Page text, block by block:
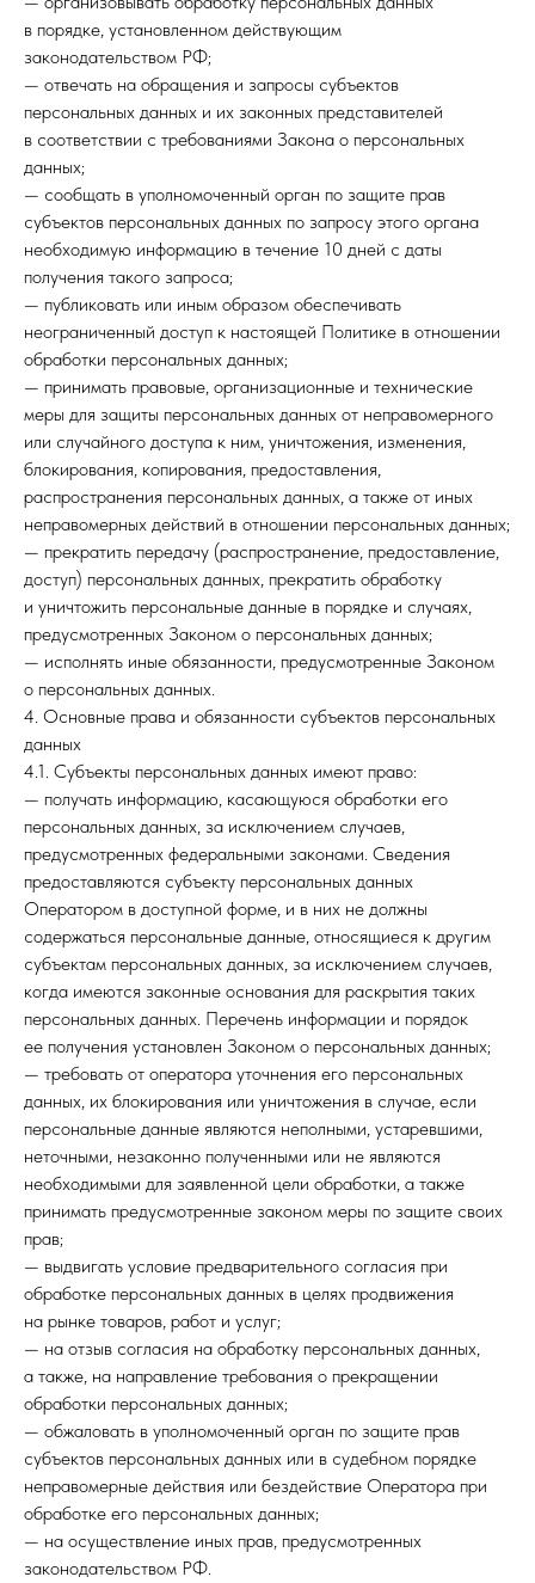
в порядке, установленном действующим
законодательством РФ;
— отвечать на обращения и запросы субъектов
персональных данных и их законных представителей
в соответствии с требованиями Закона о персональных
данных;
— сообщать в уполномоченный орган по защите прав
субъектов персональных данных по запросу этого органа
необходимую информацию в течение 10 дней с даты
получения такого запроса;
— публиковать или иным образом обеспечивать
неограниченный доступ к настоящей Политике в отношении
обработки персональных данных;
— принимать правовые, организационные и технические
меры для защиты персональных данных от неправомерного
или случайного доступа к ним, уничтожения, изменения,
блокирования, копирования, предоставления,
распространения персональных данных, а также от иных
неправомерных действий в отношении персональных данных;
— прекратить передачу (распространение, предоставление,
доступ) персональных данных, прекратить обработку
и уничтожить персональные данные в порядке и случаях,
предусмотренных Законом о персональных данных;
— исполнять иные обязанности, предусмотренные Законом
о персональных данных.
4. Основные права и обязанности субъектов персональных
данных
4.1. Субъекты персональных данных имеют право:
— получать информацию, касающуюся обработки его
персональных данных, за исключением случаев,
предусмотренных федеральными законами. Сведения
предоставляются субъекту персональных данных
Оператором в доступной форме, и в них не должны
содержаться персональные данные, относящиеся к другим
субъектам персональных данных, за исключением случаев,
когда имеются законные основания для раскрытия таких
персональных данных. Перечень информации и порядок
ее получения установлен Законом о персональных данных;
— требовать от оператора уточнения его персональных
данных, их блокирования или уничтожения в случае, если
персональные данные являются неполными, устаревшими,
неточными, незаконно полученными или не являются
необходимыми для заявленной цели обработки, а также
принимать предусмотренные законом меры по защите своих
прав;
— выдвигать условие предварительного согласия при
обработке персональных данных в целях продвижения
на рынке товаров, работ и услуг;
— на отзыв согласия на обработку персональных данных,
а также, на направление требования о прекращении
обработки персональных данных;
— обжаловать в уполномоченный орган по защите прав
субъектов персональных данных или в судебном порядке
неправомерные действия или бездействие Оператора при
обработке его персональных данных;
— на осуществление иных прав, предусмотренных
законодательством РФ.